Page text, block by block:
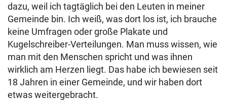
dazu, weil ich tagtäglich bei den Leuten in meiner
Gemeinde bin. Ich weiß, was dort los ist, ich brauche
keine Umfragen oder große Plakate und
Kugelschreiber-Verteilungen. Man muss wissen, wie
man mit den Menschen spricht und was ihnen
wirklich am Herzen liegt. Das habe ich bewiesen seit
18 Jahren in einer Gemeinde, und wir haben dort
etwas weitergebracht.